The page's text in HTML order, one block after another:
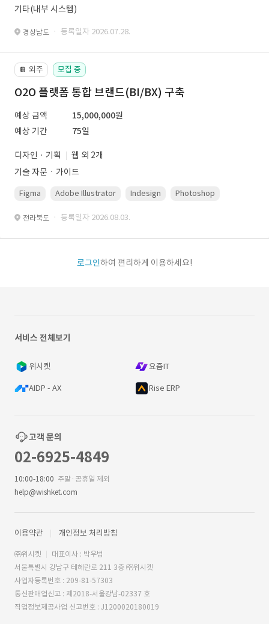
기타(내부 시스템)
경상남도 · 등록일자 2026.07.28.
📔 외주 모집 중
O2O 플랫폼 통합 브랜드(BI/BX) 구축
예상 금액
15,000,000원
예상 기간
75일
디자인 · 기획
웹 외 2개
기술 자문ㆍ가이드
Figma Adobe Illustrator Indesign Photoshop
전라북도 · 등록일자 2026.08.03.
로그인하여 편리하게 이용하세요!
서비스 전체보기
위시켓 요즘IT
AIDP - AX Rise ERP
고객 문의
02-6925-4849
10:00-18:00 주말·공휴일 제외
help@wishket.com
이용약관 개인정보 처리방침
㈜위시켓
대표이사 : 박우범
서울특별시 강남구 테헤란로 211 3층 ㈜위시켓
사업자등록번호 : 209-81-57303
통신판매업신고 : 제2018-서울강남-02337 호
직업정보제공사업 신고번호 : J1200020180019